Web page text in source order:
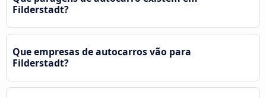
Filderstadt?
Que empresas de autocarros vão para
Filderstadt?